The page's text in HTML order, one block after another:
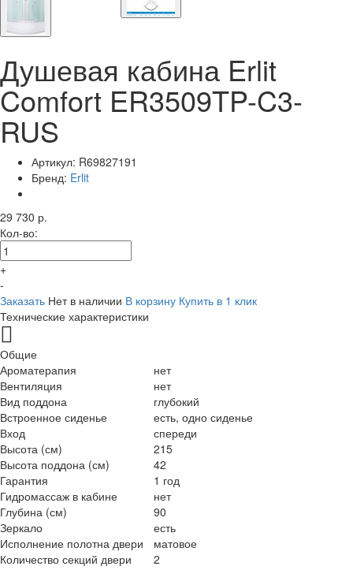
Душевая кабина Erlit
Comfort ER3509TP-C3-
RUS
Артикул: R69827191
Бренд: Erlit
29 730 р.
Кол-во:
+
-
Заказать Нет в наличии В корзину Купить в 1 клик
Технические характеристики
Общие
Ароматерапия
нет
Вентиляция
нет
Вид поддона
глубокий
Встроенное сиденье
есть, одно сиденье
Вход
спереди
Высота (см)
215
Высота поддона (см)
42
Гарантия
1 год
Гидромассаж в кабине
нет
Глубина (см)
90
Зеркало
есть
Исполнение полотна двери
матовое
Количество секций двери
2